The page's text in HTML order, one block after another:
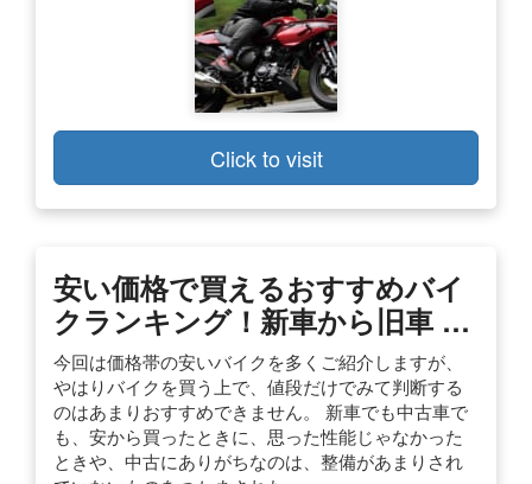
Click to visit
安い価格で買えるおすすめバイ
クランキング！新車から旧車 …
今回は価格帯の安いバイクを多くご紹介しますが、
やはりバイクを買う上で、値段だけでみて判断する
のはあまりおすすめできません。 新車でも中古車で
も、安から買ったときに、思った性能じゃなかった
ときや、中古にありがちなのは、整備があまりされ